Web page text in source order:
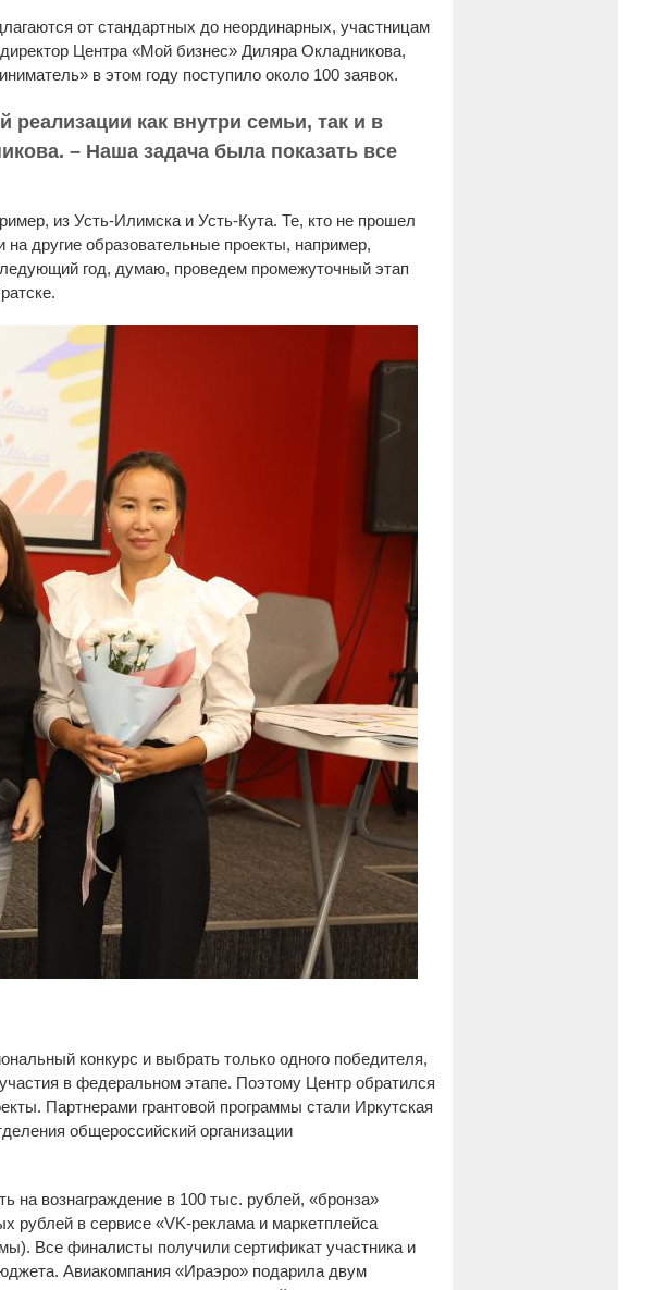
от стандартных до неординарных, участницам
Центра «Мой бизнес» Диляра Окладникова,
в этом году поступило около 100 заявок.
как внутри семьи, так и в
– Наша задача была показать все
из Усть-Илимска и Усть-Кута. Те, кто не прошел
другие образовательные проекты, например,
год, думаю, проведем промежуточный этап
конкурс и выбрать только одного победителя,
в федеральном этапе. Поэтому Центр обратился
Партнерами грантовой программы стали Иркутская
общероссийский организации
на вознаграждение в 100 тыс. рублей, «бронза»
рублей в сервисе «VK-реклама и маркетплейса
Все финалисты получили сертификат участника и
Авиакомпания «Ираэро» подарила двум